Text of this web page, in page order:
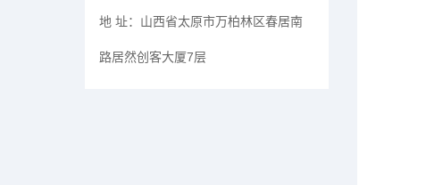
地 址： 山西省太原市万柏林区春居南
路居然创客大厦7层